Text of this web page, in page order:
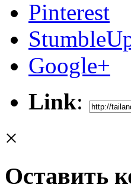
Pinterest
Google+
Link:
×
Оставить